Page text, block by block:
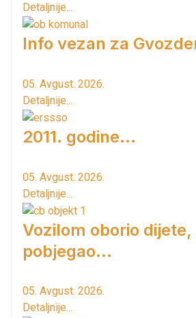
Detaljnije...
Info vezan za
05. Avgust. 2026.
Detaljnije...
2011. godine...
05. Avgust. 2026.
Detaljnije...
Vozilom oborio dijete,
pobjegao...
05. Avgust. 2026.
Detaljnije...